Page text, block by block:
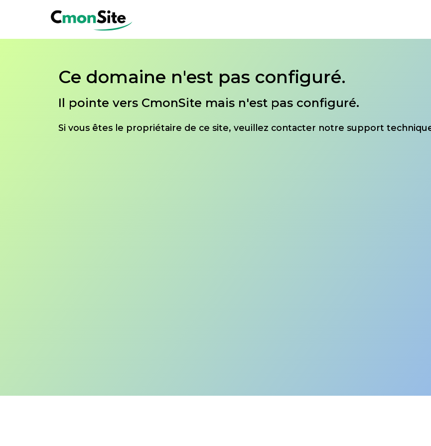
Ce domaine n'est pas configuré.
Il pointe vers CmonSite mais n'est pas configuré.
Si vous êtes le propriétaire de ce site, veuillez contacter notre support